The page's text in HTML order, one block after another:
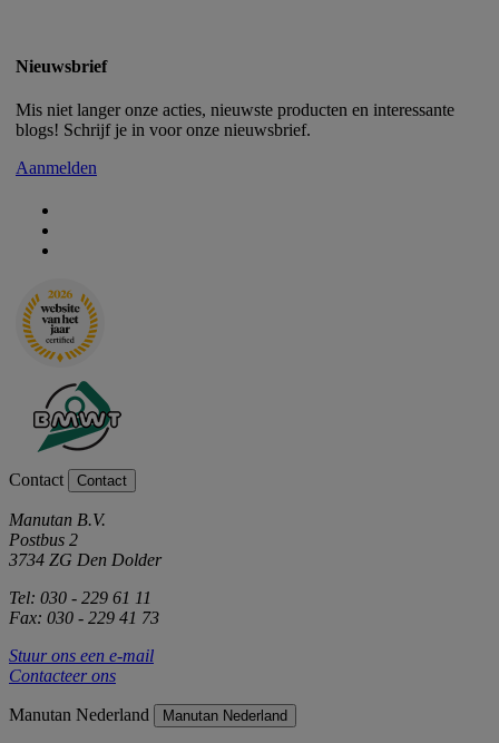
Nieuwsbrief
Mis niet langer onze acties, nieuwste producten en interessante
blogs! Schrijf je in voor onze nieuwsbrief.
Aanmelden
Contact Contact
Manutan B.V.
Postbus 2
3734 ZG Den Dolder
Tel: 030 - 229 61 11
Fax: 030 - 229 41 73
Stuur ons een e-mail
Contacteer ons
Manutan Nederland Manutan Nederland